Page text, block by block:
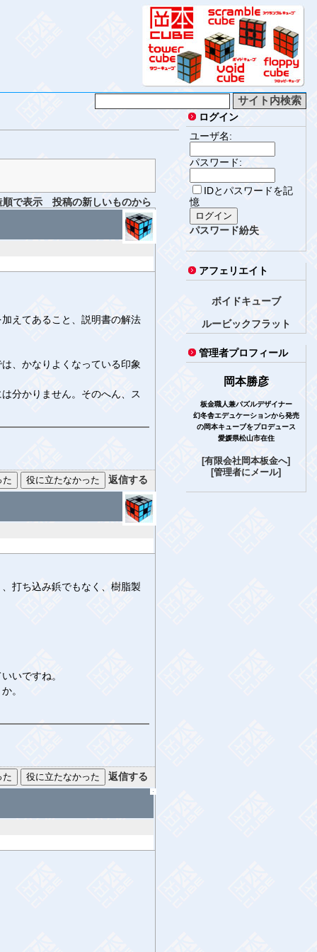
順で表示 投稿の新しいものから
えてあること、説明書の解法
、かなりよくなっている印象
分かりません。そのへん、ス
返信する
打ち込み鋲でもなく、樹脂製
いですね。
。
返信する
ログイン
ユーザ名:
パスワード:
IDとパスワードを記
憶
パスワード紛失
アフェリエイト
ボイドキューブ
ルービックフラット
管理者プロフィール
岡本勝彦
板金職人兼パズルデザイナー
幻冬舎エデュケーションから発売
の岡本キューブをプロデュース
愛媛県松山市在住
[有限会社岡本板金へ]
[管理者にメール]